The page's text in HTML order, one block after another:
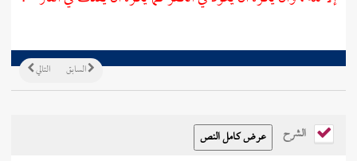
التالي السابق
الشرح